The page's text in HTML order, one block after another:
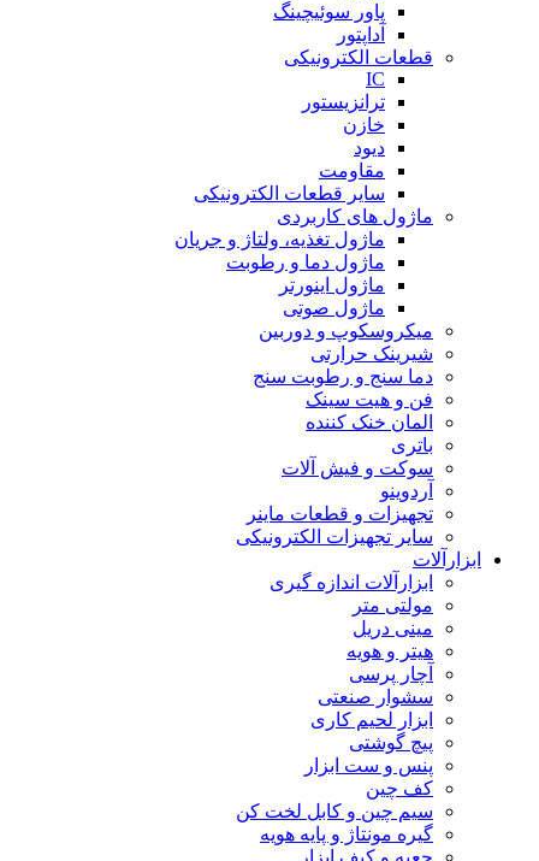
پاور سوئیچینگ
آداپتور
قطعات الکترونیکی
IC
ترانزیستور
خازن
دیود
مقاومت
سایر قطعات الکترونیکی
ماژول های کاربردی
ماژول تغذیه، ولتاژ و جریان
ماژول دما و رطوبت
ماژول اینورتر
ماژول صوتی
میکروسکوپ و دوربین
شیرینک حرارتی
دما سنج و رطوبت سنج
فن و هیت سینک
المان خنک کننده
باتری
سوکت و فیش آلات
آردوینو
تجهیزات و قطعات ماینر
سایر تجهیزات الکترونیکی
ابزارآلات
ابزارآلات اندازه گیری
مولتی متر
مینی دریل
هیتر و هویه
آچار پرسی
سشوار صنعتی
ابزار لحیم کاری
پیچ گوشتی
پنس و ست ابزار
کف چین
سیم چین و کابل لخت کن
گیره مونتاژ و پایه هویه
جعبه و کیف ابزار